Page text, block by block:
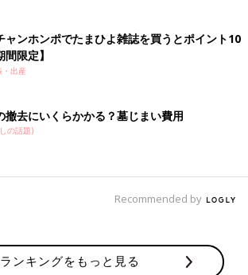
ャンホンポでたまひよ雑誌を買うとポイント10
限定】
・出産
撤去にいくらかかる？墓じまい費用
の話題)
Recommended by
ランキングをもっと見る